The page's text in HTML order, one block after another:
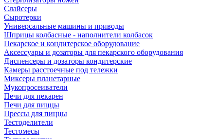
Слайсеры
Сыротерки
Универсальные машины и приводы
Шприцы колбасные - наполнители колбасок
Пекарское и кондитерское оборудование
Аксессуары и дозаторы для пекарского оборудования
Диспенсеры и дозаторы кондитерские
Камеры расстоечные под тележки
Миксеры планетарные
Мукопросеиватели
Печи для пекарен
Печи для пиццы
Прессы для пиццы
Тестоделители
Тестомесы